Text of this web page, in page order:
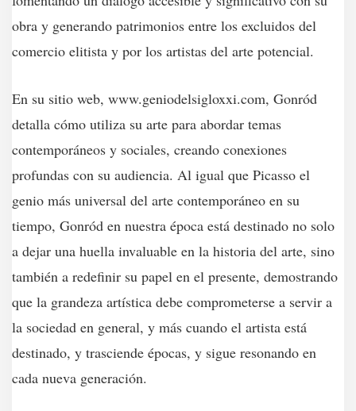
obra y generando patrimonios entre los excluidos del
comercio elitista y por los artistas del arte potencial.
En su sitio web, www.geniodelsigloxxi.com, Gonród
detalla cómo utiliza su arte para abordar temas
contemporáneos y sociales, creando conexiones
profundas con su audiencia. Al igual que Picasso el
genio más universal del arte contemporáneo en su
tiempo, Gonród en nuestra época está destinado no solo
a dejar una huella invaluable en la historia del arte, sino
también a redefinir su papel en el presente, demostrando
que la grandeza artística debe comprometerse a servir a
la sociedad en general, y más cuando el artista está
destinado, y trasciende épocas, y sigue resonando en
cada nueva generación.